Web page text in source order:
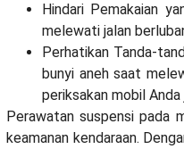
Hindari Pemakaian
melewati jalan
Perhatikan Tanda-
bunyi aneh saat
periksakan mobil
Perawatan suspensi pada
keamanan kendaraan.